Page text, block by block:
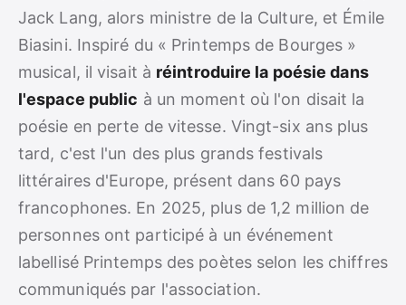
Jack Lang, alors ministre de la Culture, et Émile
Biasini. Inspiré du « Printemps de Bourges »
musical, il visait à réintroduire la poésie dans
l'espace public à un moment où l'on disait la
poésie en perte de vitesse. Vingt-six ans plus
tard, c'est l'un des plus grands festivals
littéraires d'Europe, présent dans 60 pays
francophones. En 2025, plus de 1,2 million de
personnes ont participé à un événement
labellisé Printemps des poètes selon les chiffres
communiqués par l'association.